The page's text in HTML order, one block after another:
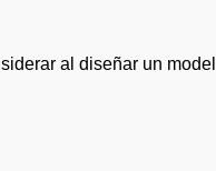
al diseñar un